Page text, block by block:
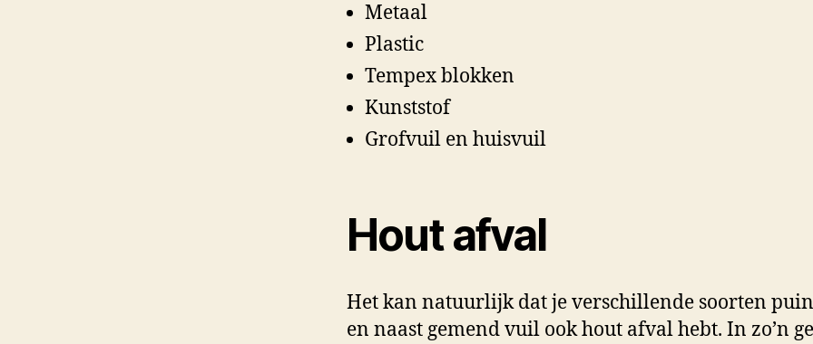
Metaal
Plastic
Tempex blokken
Kunststof
Grofvuil en huisvuil
Hout afval
Het kan natuurlijk dat je verschillende soorten
en naast gemend vuil ook hout afval hebt. In zo’n